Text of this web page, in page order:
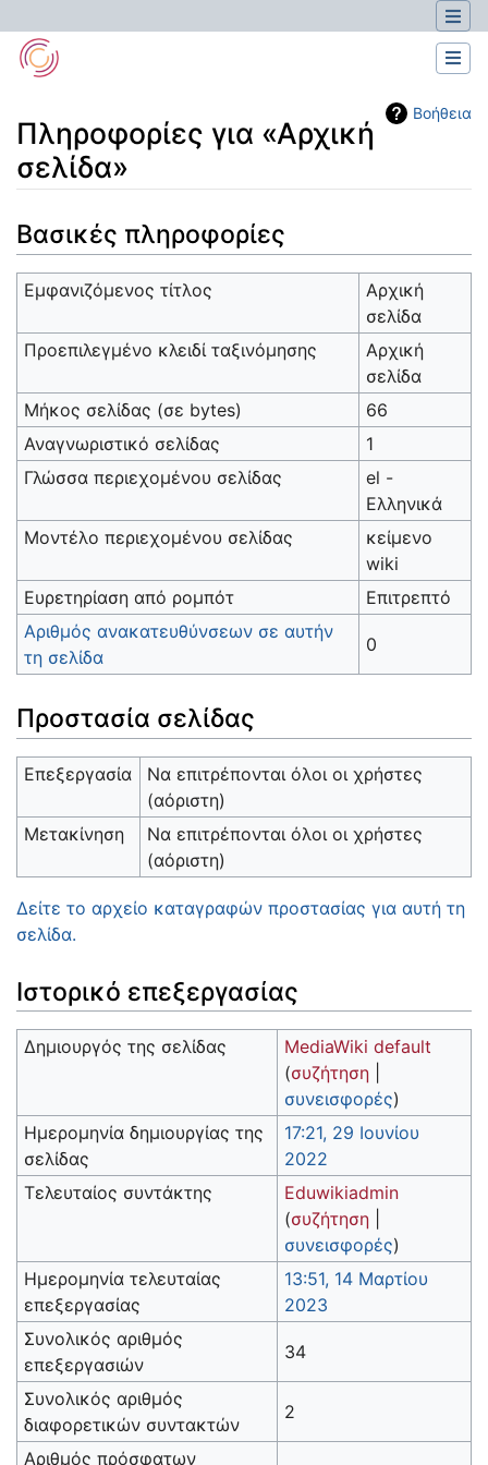
Βοήθεια
Πληροφορίες για «Αρχική
σελίδα»
Μετάβαση σε: πλοήγηση αναζήτηση
Βασικές πληροφορίες
Εμφανιζόμενος τίτλος
Αρχική
σελίδα
Προεπιλεγμένο κλειδί ταξινόμησης
Αρχική
σελίδα
Μήκος σελίδας (σε bytes)
66
Αναγνωριστικό σελίδας
1
Γλώσσα περιεχομένου σελίδας
el -
Ελληνικά
Μοντέλο περιεχομένου σελίδας
κείμενο
wiki
Ευρετηρίαση από ρομπότ
Επιτρεπτό
Αριθμός ανακατευθύνσεων σε αυτήν
τη σελίδα
0
Προστασία σελίδας
Επεξεργασία
Να επιτρέπονται όλοι οι χρήστες
(αόριστη)
Μετακίνηση
Να επιτρέπονται όλοι οι χρήστες
(αόριστη)
Δείτε το αρχείο καταγραφών προστασίας για αυτή τη
σελίδα.
Ιστορικό επεξεργασίας
Δημιουργός της σελίδας
MediaWiki default
(συζήτηση
συνεισφορές)
Ημερομηνία δημιουργίας της
σελίδας
17:21, 29 Ιουνίου
2022
Τελευταίος συντάκτης
Eduwikiadmin
(συζήτηση
συνεισφορές)
Ημερομηνία τελευταίας
επεξεργασίας
13:51, 14 Μαρτίου
2023
Συνολικός αριθμός
επεξεργασιών
34
Συνολικός αριθμός
διαφορετικών συντακτών
2
Αριθμός πρόσφατων